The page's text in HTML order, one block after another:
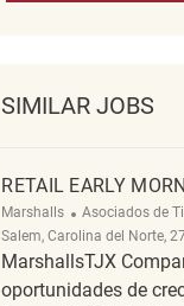
SIMILAR JOBS
RETAIL EARLY
Marshalls Categoría
Asociados de
Salem, Carolina del Norte,
MarshallsTJX
oportunidades de